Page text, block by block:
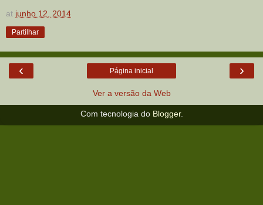
at junho 12, 2014
Partilhar
‹ ›
Página inicial
Ver a versão da Web
Com tecnologia do Blogger.